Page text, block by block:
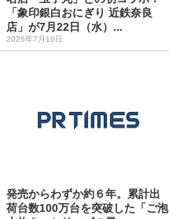
「象印銀白おにぎり 近鉄奈良
店」が7月22日（水）...
2026年7月10日
発売からわずか約６年。累計出
荷台数100万台を突破した「ご泡